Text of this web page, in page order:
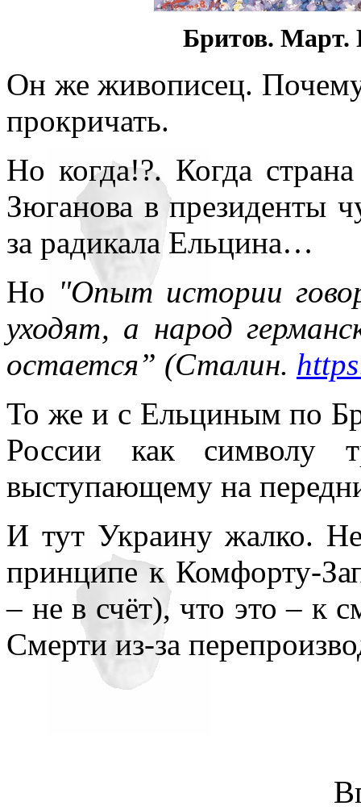
Бритов. Март.
Он же живописец.
прокричать.
Но когда!?. Когда
Зюганова в президенты
за радикала Ельцина…
Но "Опыт истории
уходят, а народ
остается” (Сталин.
То же и с Ельциным по
России как символу
выступающему на
И тут Украину жалко.
принципе к Комфорту-
– не в счёт), что это – к
Смерти из-за